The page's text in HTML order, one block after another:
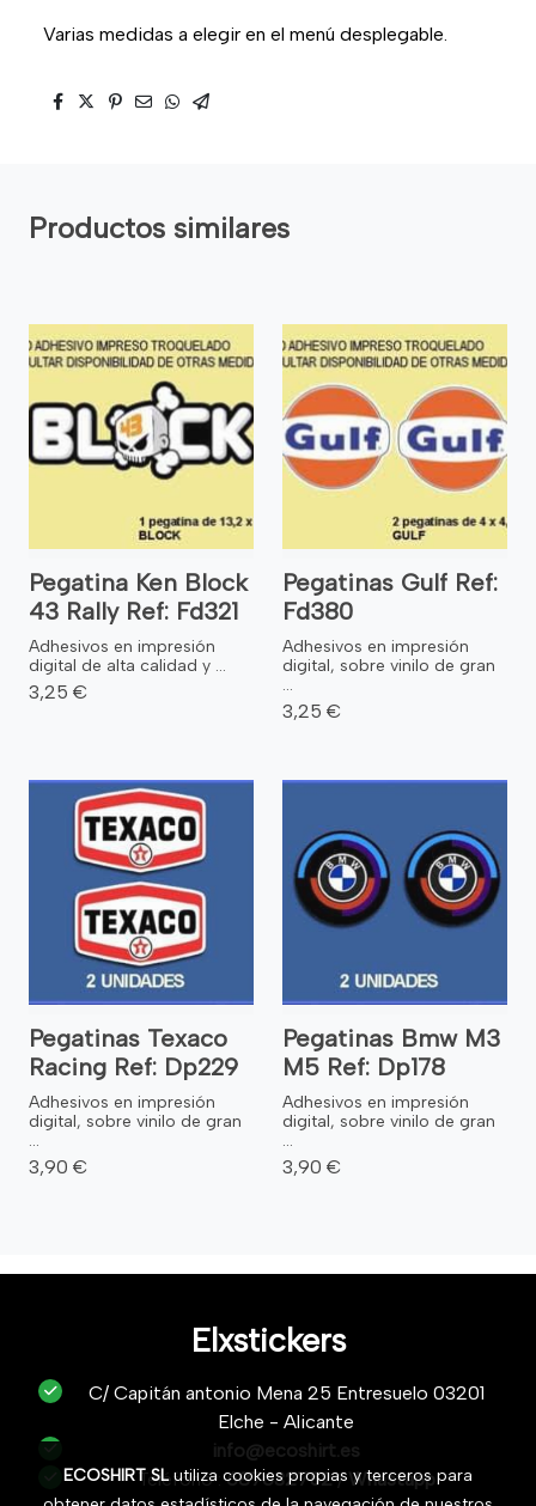
Varias medidas a elegir en el menú desplegable.
Productos similares
Pegatina Ken Block
43 Rally Ref: Fd321
Adhesivos en impresión
digital de alta calidad y ...
3,25 €
Pegatinas Gulf Ref:
Fd380
Adhesivos en impresión
digital, sobre vinilo de gran
...
3,25 €
Pegatinas Texaco
Racing Ref: Dp229
Adhesivos en impresión
digital, sobre vinilo de gran
...
3,90 €
Pegatinas Bmw M3
M5 Ref: Dp178
Adhesivos en impresión
digital, sobre vinilo de gran
...
3,90 €
Elxstickers
C/ Capitán antonio Mena 25 Entresuelo 03201
Elche - Alicante
info@ecoshirt.es
Teléfono :687632752/Whastapp
ECOSHIRT SLutiliza cookies propias y terceros para